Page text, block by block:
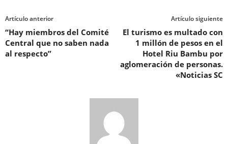
Artículo anterior
“Hay miembros del Comité
Central que no saben nada
al respecto”
Artículo siguiente
El turismo es multado con
1 millón de pesos en el
Hotel Riu Bambu por
aglomeración de personas.
«Noticias SC